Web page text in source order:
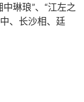
中琳琅”、“江左之
、长沙相、廷